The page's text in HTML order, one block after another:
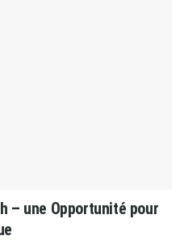
– une Opportunité pour